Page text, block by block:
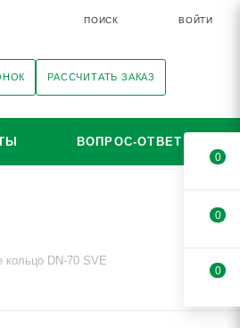
ПОИСК ВОЙТИ
РАССЧИТАТЬ ЗАКАЗ
ВОПРОС-ОТВЕТ
кольцо DN-70 SVE
0
0
0